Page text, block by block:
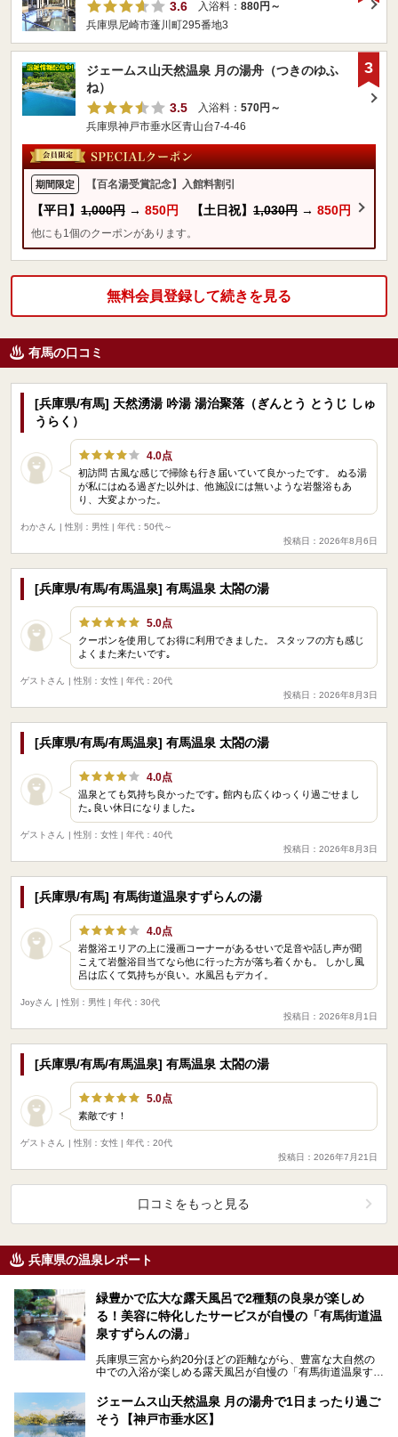
3.6 入浴料： 880円～
兵庫県尼崎市蓬川町295番地3
ジェームス山天然温泉 月の湯舟（つきのゆふ
ね）
3.5
入浴料： 570円～
兵庫県神戸市垂水区青山台7-4-46
期間限定 【百名湯受賞記念】入館料割引
【平日】 1,000円 → 850円 【土日祝】 1,030円 → 850円
他にも1個のクーポンがあります。
3
無料会員登録して続きを見る
有馬の口コミ
[兵庫県/有馬] 天然湧湯 吟湯 湯治聚落（ぎんとう とうじ しゅ
うらく）
4.0点
初訪問 古風な感じで掃除も行き届いていて良かったです。 ぬる湯
が私にはぬる過ぎた以外は、他施設には無いような岩盤浴もあ
り、大変よかった。
わかさん
| 性別：男性 | 年代：50代～
投稿日：2026年8月6日
[兵庫県/有馬/有馬温泉] 有馬温泉 太閤の湯
5.0点
クーポンを使用してお得に利用できました。 スタッフの方も感じ
よくまた来たいです｡
ゲストさん
| 性別：女性 | 年代：20代
投稿日：2026年8月3日
[兵庫県/有馬/有馬温泉] 有馬温泉 太閤の湯
4.0点
温泉とても気持ち良かったです｡ 館内も広くゆっくり過ごせまし
た｡良い休日になりました｡
ゲストさん
| 性別：女性 | 年代：40代
投稿日：2026年8月3日
[兵庫県/有馬] 有馬街道温泉すずらんの湯
4.0点
岩盤浴エリアの上に漫画コーナーがあるせいで足音や話し声が聞
こえて岩盤浴目当てなら他に行った方が落ち着くかも。 しかし風
呂は広くて気持ちが良い。水風呂もデカイ。
Joyさん
| 性別：男性 | 年代：30代
投稿日：2026年8月1日
[兵庫県/有馬/有馬温泉] 有馬温泉 太閤の湯
5.0点
素敵です！
ゲストさん
| 性別：女性 | 年代：20代
投稿日：2026年7月21日
口コミをもっと見る
兵庫県の温泉レポート
緑豊かで広大な露天風呂で2種類の良泉が楽しめ
る！美容に特化したサービスが自慢の「有馬街道温
泉すずらんの湯」
兵庫県三宮から約20分ほどの距離ながら、豊富な大自然の
中での入浴が楽しめる露天風呂が自慢の「有馬街道温泉すず
ジェームス山天然温泉 月の湯舟で1日まったり過ご
そう【神戸市垂水区】